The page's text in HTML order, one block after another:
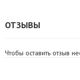
ОТЗЫВЫ
Чтобы оставить отзыв